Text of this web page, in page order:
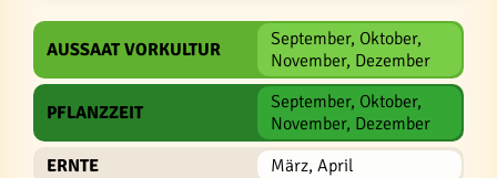
AUSSAAT VORKULTUR
September, Oktober,
November, Dezember
PFLANZZEIT
September, Oktober,
November, Dezember
ERNTE
März, April